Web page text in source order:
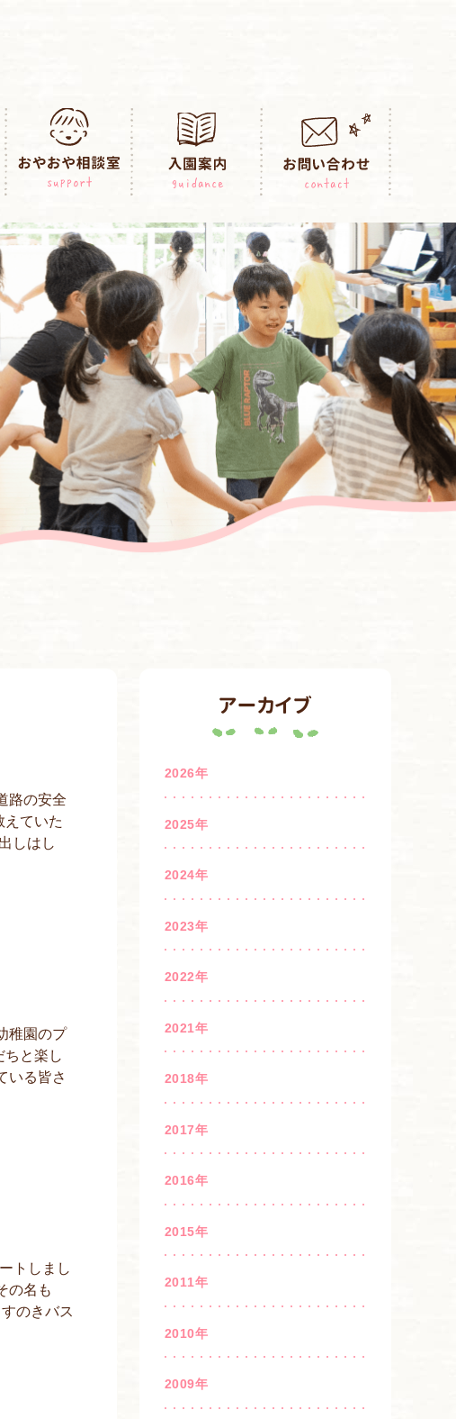
路の安全
えていた
しはし
稚園のプ
ちと楽し
いる皆さ
トしまし
の名も
のきバス
アーカイブ
2026年
2025年
2024年
2023年
2022年
2021年
2018年
2017年
2016年
2015年
2011年
2010年
2009年